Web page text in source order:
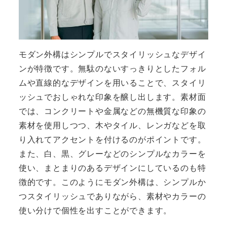
モダン外構はシンプルでスタイリッシュなデザイ
ンが特徴です。無駄のないすっきりとしたフォル
ムや直線的なデザインを用いることで、スタイリ
ッシュでおしゃれな印象を醸し出します。素材面
では、コンクリートや金属などの無機質な印象の
素材を使用しつつ、木やタイル、レンガなどを取
り入れてアクセントを付けるのがポイントです。
また、白、黒、グレーなどのシンプルなカラーを
使い、まとまりのあるデザインにしているのも特
徴的です。このようにモダン外構は、シンプルか
つスタイリッシュでありながら、素材やカラーの
使い分けで個性を出すことができます。